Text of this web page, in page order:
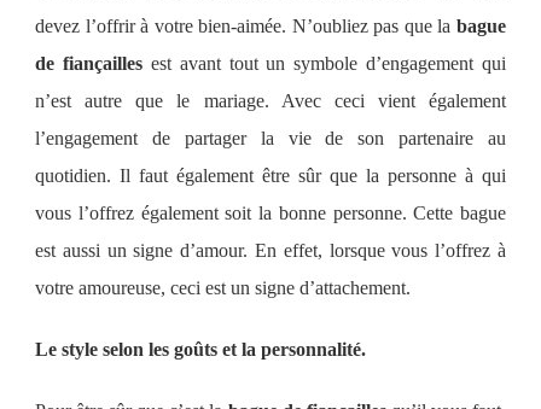
devez l’offrir à votre bien-aimée. N’oubliez pas que la bague
de fiançailles est avant tout un symbole d’engagement qui
n’est autre que le mariage. Avec ceci vient également
l’engagement de partager la vie de son partenaire au
quotidien. Il faut également être sûr que la personne à qui
vous l’offrez également soit la bonne personne. Cette bague
est aussi un signe d’amour. En effet, lorsque vous l’offrez à
votre amoureuse, ceci est un signe d’attachement.
Le style selon les goûts et la personnalité.